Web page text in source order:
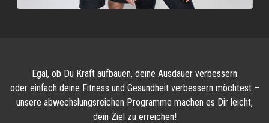
Egal, ob Du Kraft aufbauen, deine Ausdauer verbessern
oder einfach deine Fitness und Gesundheit verbessern möchtest –
unsere abwechslungsreichen Programme machen es Dir leicht,
dein Ziel zu erreichen!